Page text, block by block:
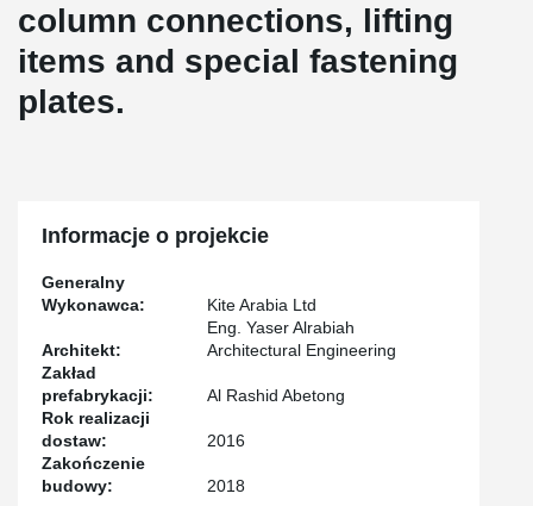
column connections, lifting
items and special fastening
plates.
Informacje o projekcie
Generalny
Wykonawca:
Kite Arabia Ltd
Architekt:
Eng. Yaser Alrabiah
Architectural Engineering
Zakład
prefabrykacji:
Al Rashid Abetong
Rok realizacji
dostaw:
2016
Zakończenie
budowy:
2018